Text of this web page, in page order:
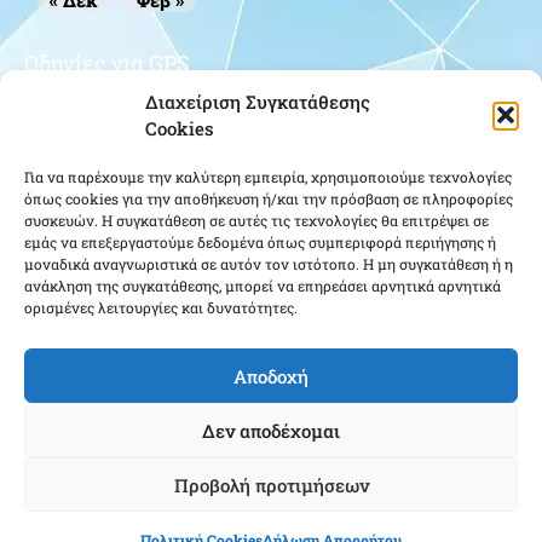
Διαχείριση Συγκατάθεσης
Cookies
Για να παρέχουμε την καλύτερη εμπειρία, χρησιμοποιούμε τεχνολογίες
όπως cookies για την αποθήκευση ή/και την πρόσβαση σε πληροφορίες
συσκευών. Η συγκατάθεση σε αυτές τις τεχνολογίες θα επιτρέψει σε
εμάς να επεξεργαστούμε δεδομένα όπως συμπεριφορά περιήγησης ή
μοναδικά αναγνωριστικά σε αυτόν τον ιστότοπο. Η μη συγκατάθεση ή η
ανάκληση της συγκατάθεσης, μπορεί να επηρεάσει αρνητικά αρνητικά
ορισμένες λειτουργίες και δυνατότητες.
Αποδοχή
Δεν αποδέχομαι
Προβολή προτιμήσεων
Οδηγίες για GPS
Κάντε κλικ για να αποδεχτείτε cookies
εμπορικής προώθησης και να